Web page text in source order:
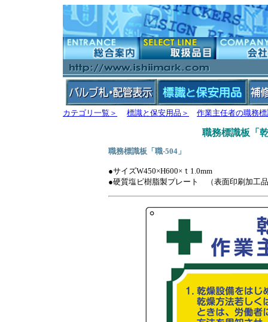
カテゴリ一覧＞ 標識と保安用品＞ 作業主任者の職務
職務標識板「
職務標識板「職-504」
●サイズW450×H600×ｔ1.0mm
●硬質塩ビ樹脂製プレート （表面印刷加工